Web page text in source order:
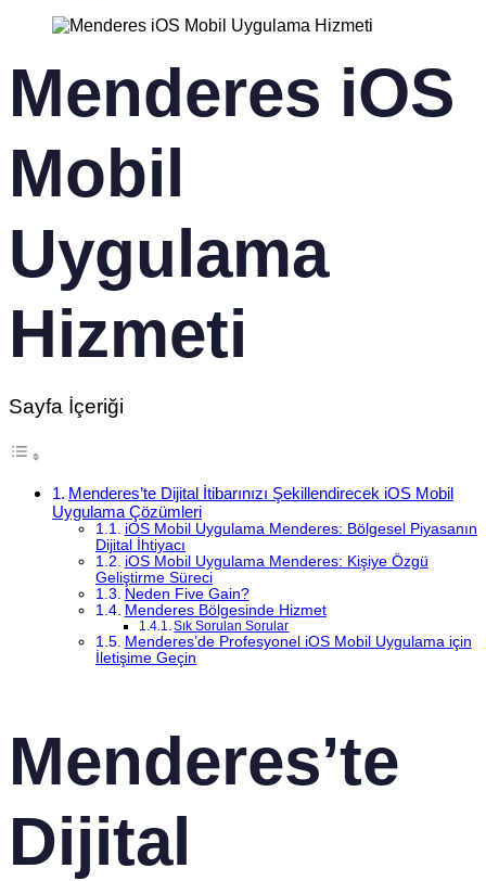
Menderes iOS
Mobil
Uygulama
Hizmeti
Sayfa İçeriği
Menderes’te Dijital İtibarınızı Şekillendirecek iOS Mobil
Uygulama Çözümleri
iOS Mobil Uygulama Menderes: Bölgesel Piyasanın
Dijital İhtiyacı
iOS Mobil Uygulama Menderes: Kişiye Özgü
Geliştirme Süreci
Neden Five Gain?
Menderes Bölgesinde Hizmet
Sık Sorulan Sorular
Menderes’de Profesyonel iOS Mobil Uygulama için
İletişime Geçin
Menderes’te
Dijital